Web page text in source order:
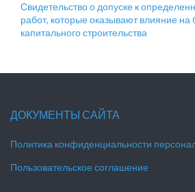
Свидетельство о допуске к
работ, которые оказывают влияние на
капитального строительства
ДОКУМЕНТЫ САЙТА
Политика конфиденциальности
Пользовательское соглашение